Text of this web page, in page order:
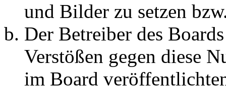
und Bilder zu setzen
Der Betreiber des
Verstößen gegen diese
im Board